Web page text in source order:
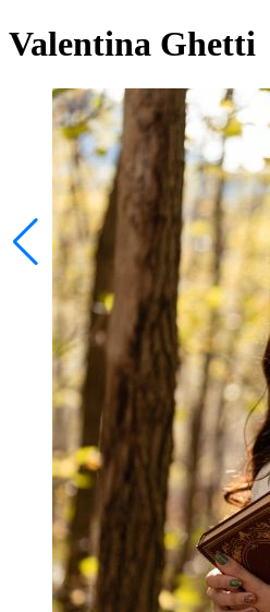
Valentina Ghetti